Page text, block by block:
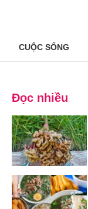
CUỘC SỐNG
Đọc nhiều